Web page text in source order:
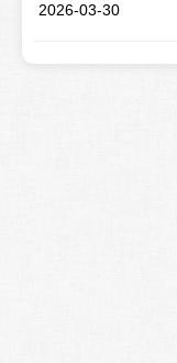
2026-03-30